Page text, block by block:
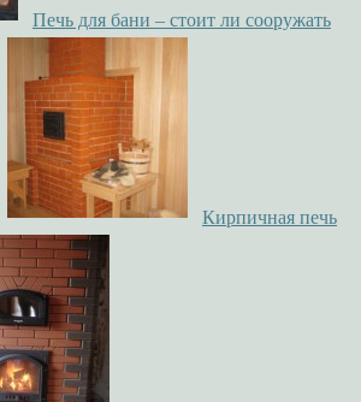
Печь для бани – стоит ли сооружать
Кирпичная печь